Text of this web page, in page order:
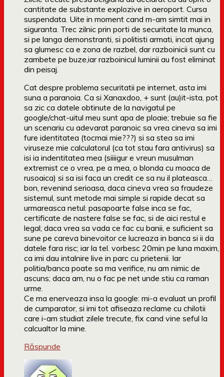
cantitate de substante explozive in aeroport. Cursa
suspendata. Uite in moment cand m-am simtit mai in
siguranta. Trec zilnic prin porti de securitate la munca,
si pe langa demonstranti, si politisti armati, incat ajung
sa glumesc ca e zona de razbel, dar razboinicii sunt cu
zambete pe buze,iar razboinicul luminii au fost eliminat
din peisaj.
Cat despre problema securitatii pe internet, asta imi
suna a paranoia. Ca si Xanaxdoo, + sunt (au)it-ista, pot
sa zic ca datele obtinute de la navigatul pe
google/chat-uitul meu sunt apa de ploaie; trebuie sa fie
un scenariu cu adevarat paranoic sa vrea cineva sa imi
fure identitatea (tocmai mie???) si sa stea sa imi
viruseze mie calculatorul (ca tot stau fara antivirus) sa
isi ia indentitatea mea (siiiigur e vreun musulman
extremist ce o vrea, pe a mea, o blonda cu moaca de
rusoaica) si sa isi faca un credit ce sa nu il plateasca…
bon, revenind serioasa, daca cineva vrea sa fraudeze
sistemul, sunt metode mai simple si rapide decat sa
urmareasca netul: pasapoarte false inca se fac,
certificate de nastere false se fac, si de aici restul e
legal; daca vrea sa vada ce fac cu banii, e suficient sa
sune pe careva binevoitor ce lucreaza in banca si ii da
datele fara risc; iar la tel. vorbesc 20min pe luna maxim,
ca imi dau intalnire live in parc cu prietenii. Iar
politia/banca poate sa ma verifice, nu am nimic de
ascuns; daca am, nu o fac pe net unde stiu ca raman
urme.
Ce ma enerveaza insa la google: mi-a evaluat un profil
de cumparator, si imi tot afiseaza reclame cu chilotii
care i-am studiat zilele trecute, fix cand vine seful la
calcualtor la mine.
Răspunde